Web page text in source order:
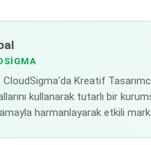
CloudSigma'da Kreatif
kullanarak tutarlı bir
harmanlayarak etkili